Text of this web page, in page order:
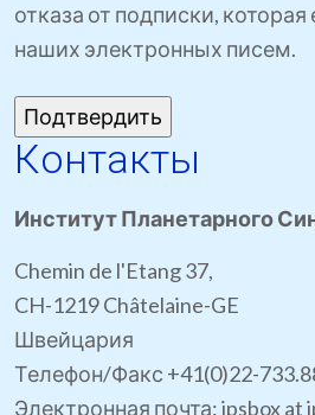
отказа от подписки,
наших электронных писем.
Контакты
Институт Планетарного
Chemin de l'Etang 37,
CH-1219 Châtelaine-GE
Швейцария
Телефон/Факс +41(0)22-
Электронная почта: ipsbox at